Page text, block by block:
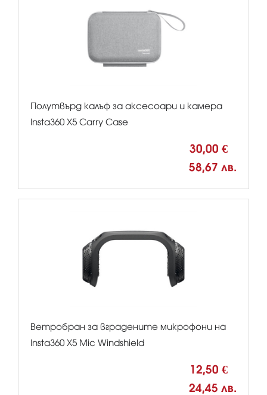
Полутвърд калъф за аксесоари и камерa
Insta360 X5 Carry Case
30,00 €
58,67 лв.
Ветробран за вградените микрофони на
Insta360 X5 Mic Windshield
12,50 €
24,45 лв.